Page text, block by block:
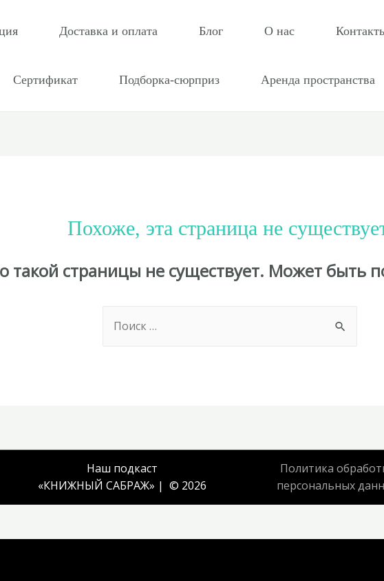
Доставка и оплата Блог О нас
Сертификат Подборка-сюрприз Аренда пространства
Похоже, эта страница не
такой страницы не существует. Может быть
for:
Наш подкаст
«КНИЖНЫЙ САБРАЖ» | © 2026
Политика
персональных